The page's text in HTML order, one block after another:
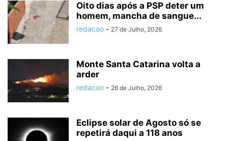
Oito dias após a PSP deter um
homem, mancha de sangue...
redacao - 27 de Julho, 2026
Monte Santa Catarina volta a
arder
redacao - 26 de Julho, 2026
Eclipse solar de Agosto só se
repetirá daqui a 118 anos